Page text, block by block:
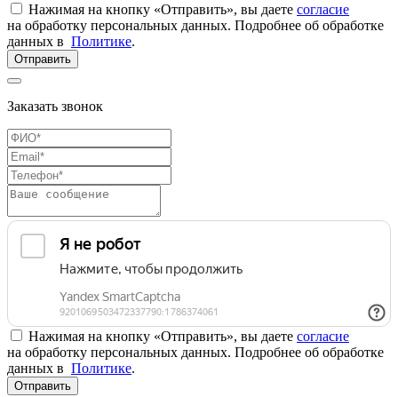
Нажимая на кнопку «Отправить», вы даете согласие
на обработку персональных данных. Подробнее об обработке
данных в Политике.
Отправить
Заказать звонок
Нажимая на кнопку «Отправить», вы даете согласие
на обработку персональных данных. Подробнее об обработке
данных в Политике.
Отправить